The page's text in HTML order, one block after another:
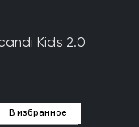
Kids 2.0
В избранное